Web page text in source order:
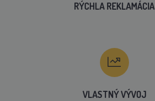
RÝCHLA REKLAMÁCIA
VLASTNÝ VÝVOJ